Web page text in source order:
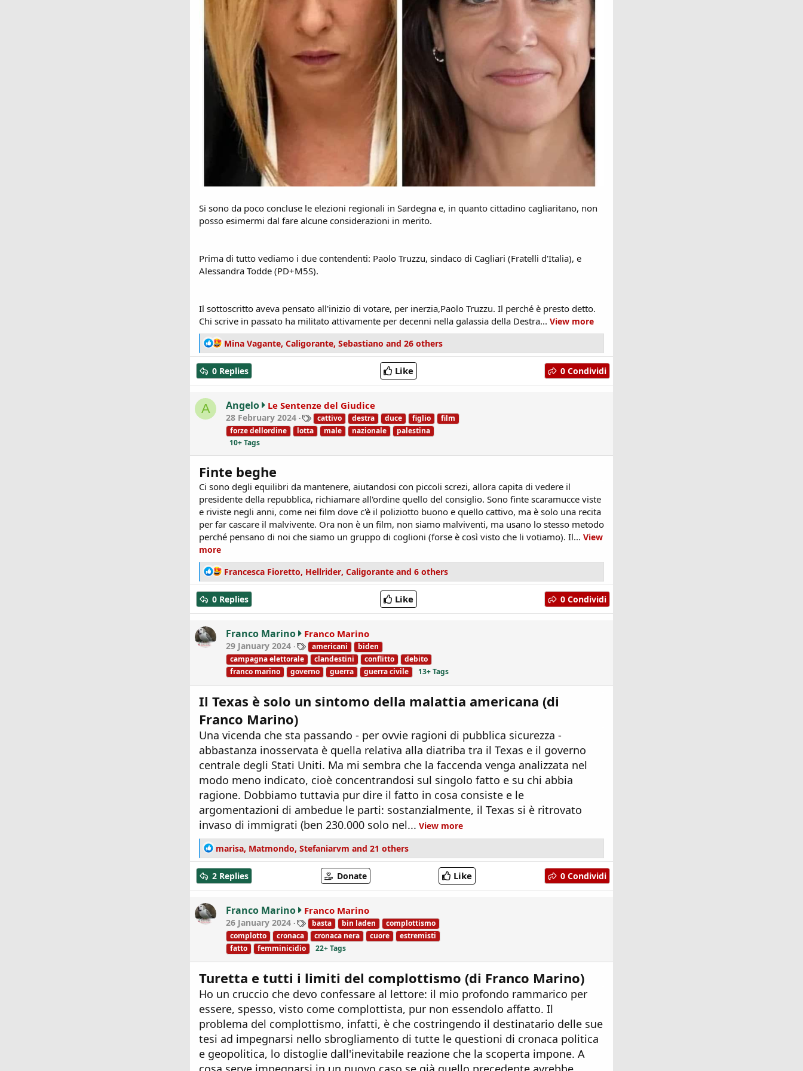
Si sono da poco concluse le elezioni regionali in Sardegna e, in quanto cittadino cagliaritano, non
posso esimermi dal fare alcune considerazioni in merito.
Prima di tutto vediamo i due contendenti: Paolo Truzzu, sindaco di Cagliari (Fratelli d'Italia), e
Alessandra Todde (PD+M5S).
Il sottoscritto aveva pensato all'inizio di votare, per inerzia,Paolo Truzzu. Il perché è presto detto.
Chi scrive in passato ha militato attivamente per decenni nella galassia della Destra... View more
R
e
a
c
t
o
n
s
Mina Vagante, Caligorante, Sebastiano and 26 others
0 Replies Like 0 Condividi
A Angelo Le Sentenze del Giudice
28 February 2024
T
a
g
cattivo destra duce figlio
film
forze dellordine
lotta male nazionale
palestina
10+ Tags
Finte beghe
Ci sono degli equilibri da mantenere, aiutandosi con piccoli screzi, allora capita di vedere il
presidente della repubblica, richiamare all'ordine quello del consiglio. Sono finte scaramucce viste
e riviste negli anni, come nei film dove c'è il poliziotto buono e quello cattivo, ma è solo una recita
per far cascare il malvivente. Ora non è un film, non siamo malviventi, ma usano lo stesso metodo
perché pensano di noi che siamo un gruppo di coglioni (forse è così visto che li votiamo). Il... View
more
R
e
a
c
t
o
n
s
Francesca Fioretto, Hellrider, Caligorante and 6 others
0 Replies Like 0 Condividi
Franco Marino Franco Marino
29 January 2024
T
a
g
s
americani
biden
campagna elettorale
clandestini conflitto
debito
franco marino
governo guerra guerra civile 13+ Tags
Il Texas è solo un sintomo della malattia americana (di
Franco Marino)
Una vicenda che sta passando - per ovvie ragioni di pubblica sicurezza -
abbastanza inosservata è quella relativa alla diatriba tra il Texas e il governo
centrale degli Stati Uniti. Ma mi sembra che la faccenda venga analizzata nel
modo meno indicato, cioè concentrandosi sul singolo fatto e su chi abbia
ragione. Dobbiamo tuttavia pur dire il fatto in cosa consiste e le
argomentazioni di ambedue le parti: sostanzialmente, il Texas si è ritrovato
invaso di immigrati (ben 230.000 solo nel... View more
R
e
a
c
t
o
marisa, Matmondo, Stefaniarvm and 21 others
2 Replies Donate Like 0 Condividi
Franco Marino Franco Marino
26 January 2024
T
a
g
basta bin laden
complottismo
complotto
cronaca cronaca nera cuore
estremisti
fatto
femminicidio 22+ Tags
Turetta e tutti i limiti del complottismo (di Franco Marino)
Ho un cruccio che devo confessare al lettore: il mio profondo rammarico per
essere, spesso, visto come complottista, pur non essendolo affatto. Il
problema del complottismo, infatti, è che costringendo il destinatario delle sue
tesi ad impegnarsi nello sbrogliamento di tutte le questioni di cronaca politica
e geopolitica, lo distoglie dall'inevitabile reazione che la scoperta impone. A